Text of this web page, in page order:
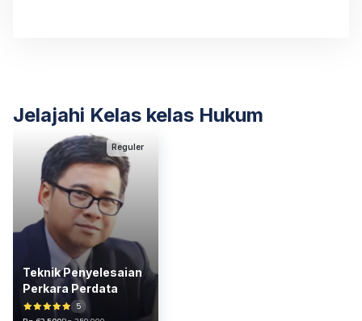
Jelajahi Kelas kelas Hukum
Reguler
Teknik Penyelesaian
Perkara Perdata
5